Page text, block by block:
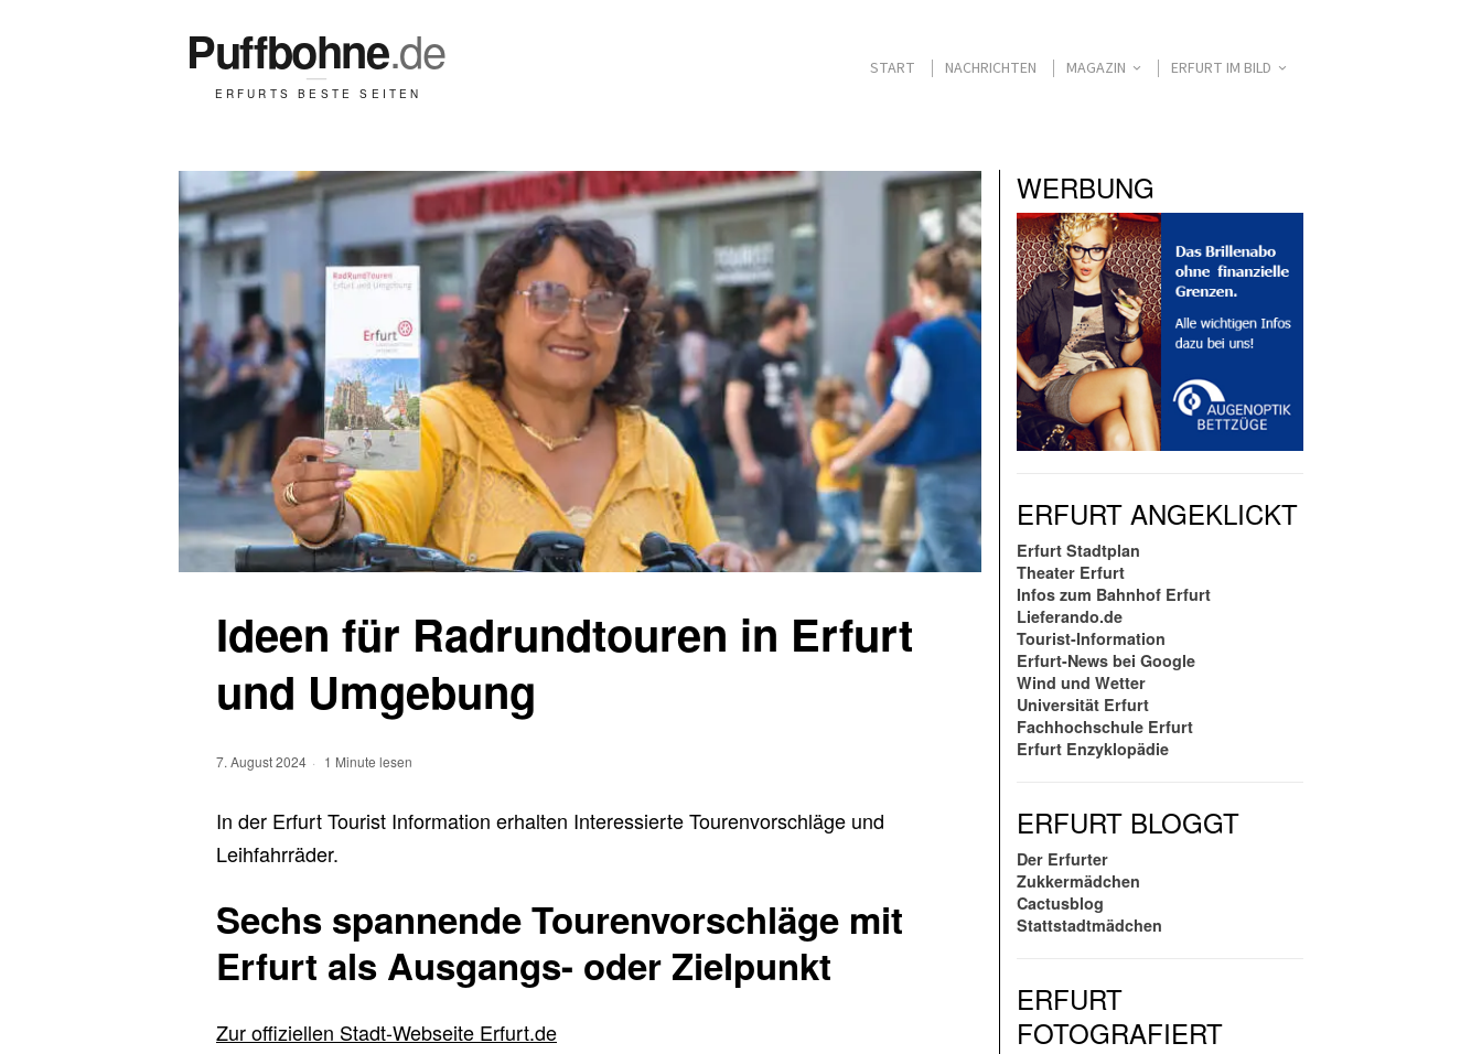
START NACHRICHTEN MAGAZIN ERFURT IM BILD
Ideen für Radrundtouren in Erfurt
und Umgebung
7. August 2024 1 Minute lesen
In der Erfurt Tourist Information erhalten Interessierte Tourenvorschläge und
Leihfahrräder.
Sechs spannende Tourenvorschläge mit
Erfurt als Ausgangs- oder Zielpunkt
Zur offiziellen Stadt-Webseite Erfurt.de
WERBUNG
ERFURT ANGEKLICKT
Erfurt Stadtplan
Theater Erfurt
Infos zum Bahnhof Erfurt
Lieferando.de
Tourist-Information
Erfurt-News bei Google
Wind und Wetter
Universität Erfurt
Fachhochschule Erfurt
Erfurt Enzyklopädie
ERFURT BLOGGT
Der Erfurter
Zukkermädchen
Cactusblog
Stattstadtmädchen
ERFURT
FOTOGRAFIERT